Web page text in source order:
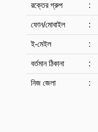
রক্তের গ্রুপ :
ফোন/মোবাইল :
ই-মেইল :
বর্তমান ঠিকানা :
নিজ জেলা :